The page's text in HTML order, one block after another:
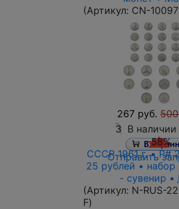
(Артикул: CN-10097
267 руб.
3 В
Отправить
-58%
СССР 1961 г. • P#
25 рублей • набор
- сувенир •
(Артикул: N-RUS-
F)